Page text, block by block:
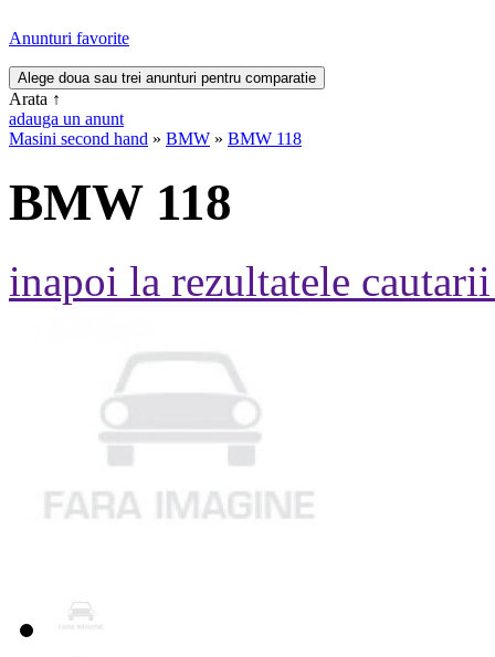
Anunturi favorite
Arata ↑
adauga un anunt
Masini second hand » BMW » BMW 118
BMW 118
inapoi la rezultatele